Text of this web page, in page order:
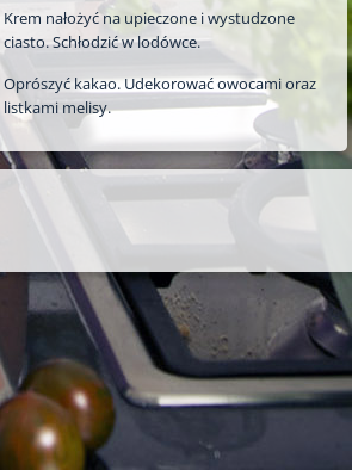
Krem nałożyć na upieczone i wystudzone
ciasto. Schłodzić w lodówce.
Oprószyć kakao. Udekorować owocami oraz
listkami melisy.